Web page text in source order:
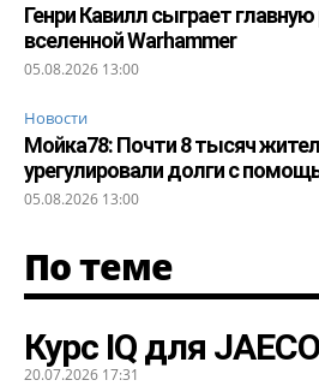
Генри Кавилл сыграет
вселенной Warhammer
05.08.2026 13:00
Новости
Мойка78: Почти 8 тысяч
урегулировали долги с
05.08.2026 13:00
По теме
Курс IQ для
20.07.2026 17:31